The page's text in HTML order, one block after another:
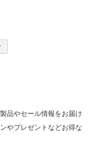
品やセール情報をお届け
やプレゼントなどお得な